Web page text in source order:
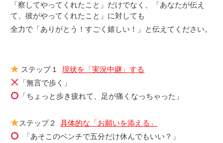
「察してやってくれたこと」だけでなく、「あなたが伝え
て、彼がやってくれたこと」に対しても
全力で「ありがとう！すごく嬉しい！」と伝えてください。
ステップ１現状を「実況中継」する
「無言で歩く」
「ちょっと歩き疲れて、足が痛くなっちゃった」
ステップ２具体的な「お願いを添える」
「あそこのベンチで五分だけ休んでもいい？」